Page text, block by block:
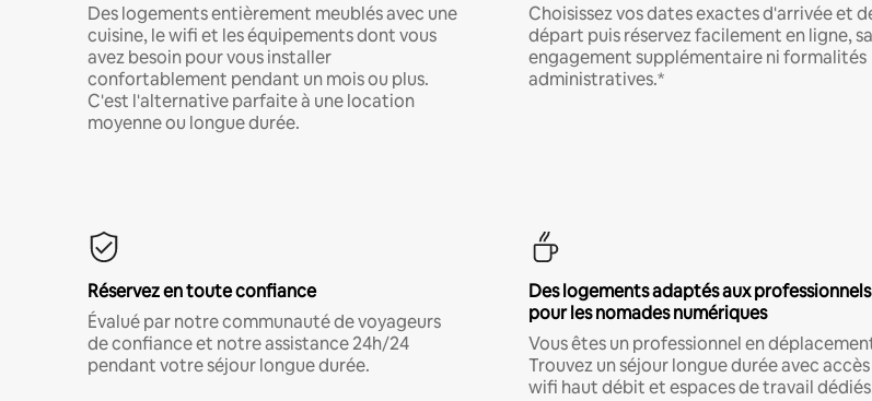
Des logements entièrement meublés avec une
cuisine, le wifi et les équipements dont vous
avez besoin pour vous installer
confortablement pendant un mois ou plus.
C'est l'alternative parfaite à une location
moyenne ou longue durée.
Choisissez vos dates exactes d'arrivée et
départ puis réservez facilement en ligne,
engagement supplémentaire ni formalités
administratives.*
Réservez en toute confiance
Évalué par notre communauté de voyageurs
de confiance et notre assistance 24h/24
pendant votre séjour longue durée.
Des logements adaptés aux professionnels
pour les nomades numériques
Vous êtes un professionnel en
Trouvez un séjour longue durée avec accès
wifi haut débit et espaces de travail